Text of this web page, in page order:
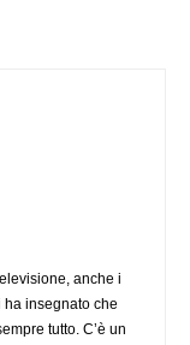
anche i
ha insegnato che
tutto. C’è un